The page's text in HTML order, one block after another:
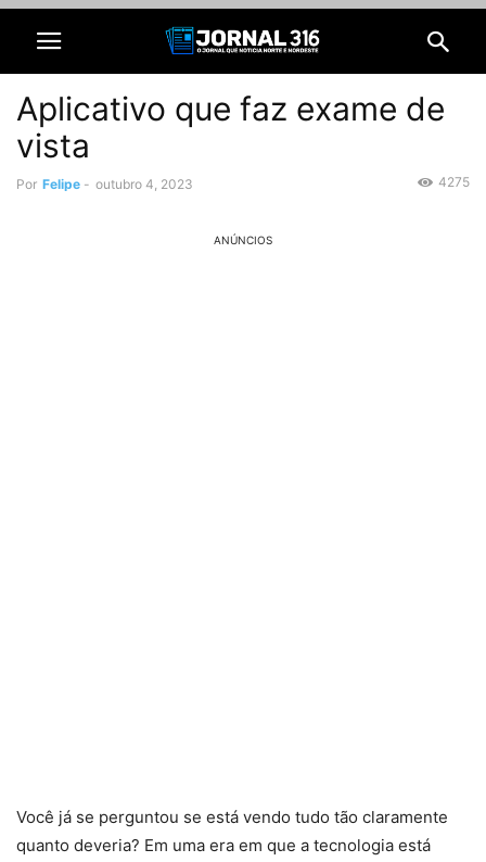
Aplicativo que faz exame de
vista
Por Felipe - outubro 4, 2023 4275
ANÚNCIOS
Você já se perguntou se está vendo tudo tão claramente
quanto deveria? Em uma era em que a tecnologia está